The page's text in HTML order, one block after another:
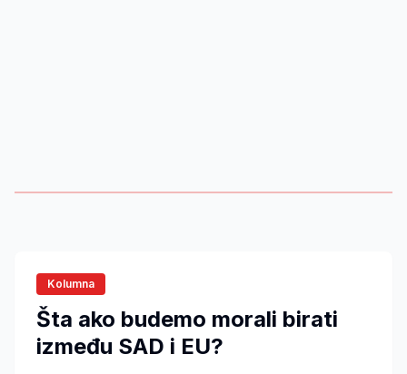
Kolumna
Šta ako budemo morali birati
između SAD i EU?